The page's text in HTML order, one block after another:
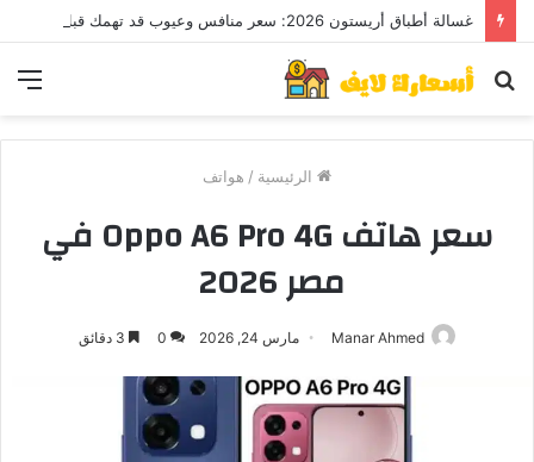
بحث
الرئيسية / هواتف
سعر هاتف Oppo A6 Pro 4G في
مصر 2026
Manar Ahmed مارس 24, 2026 0